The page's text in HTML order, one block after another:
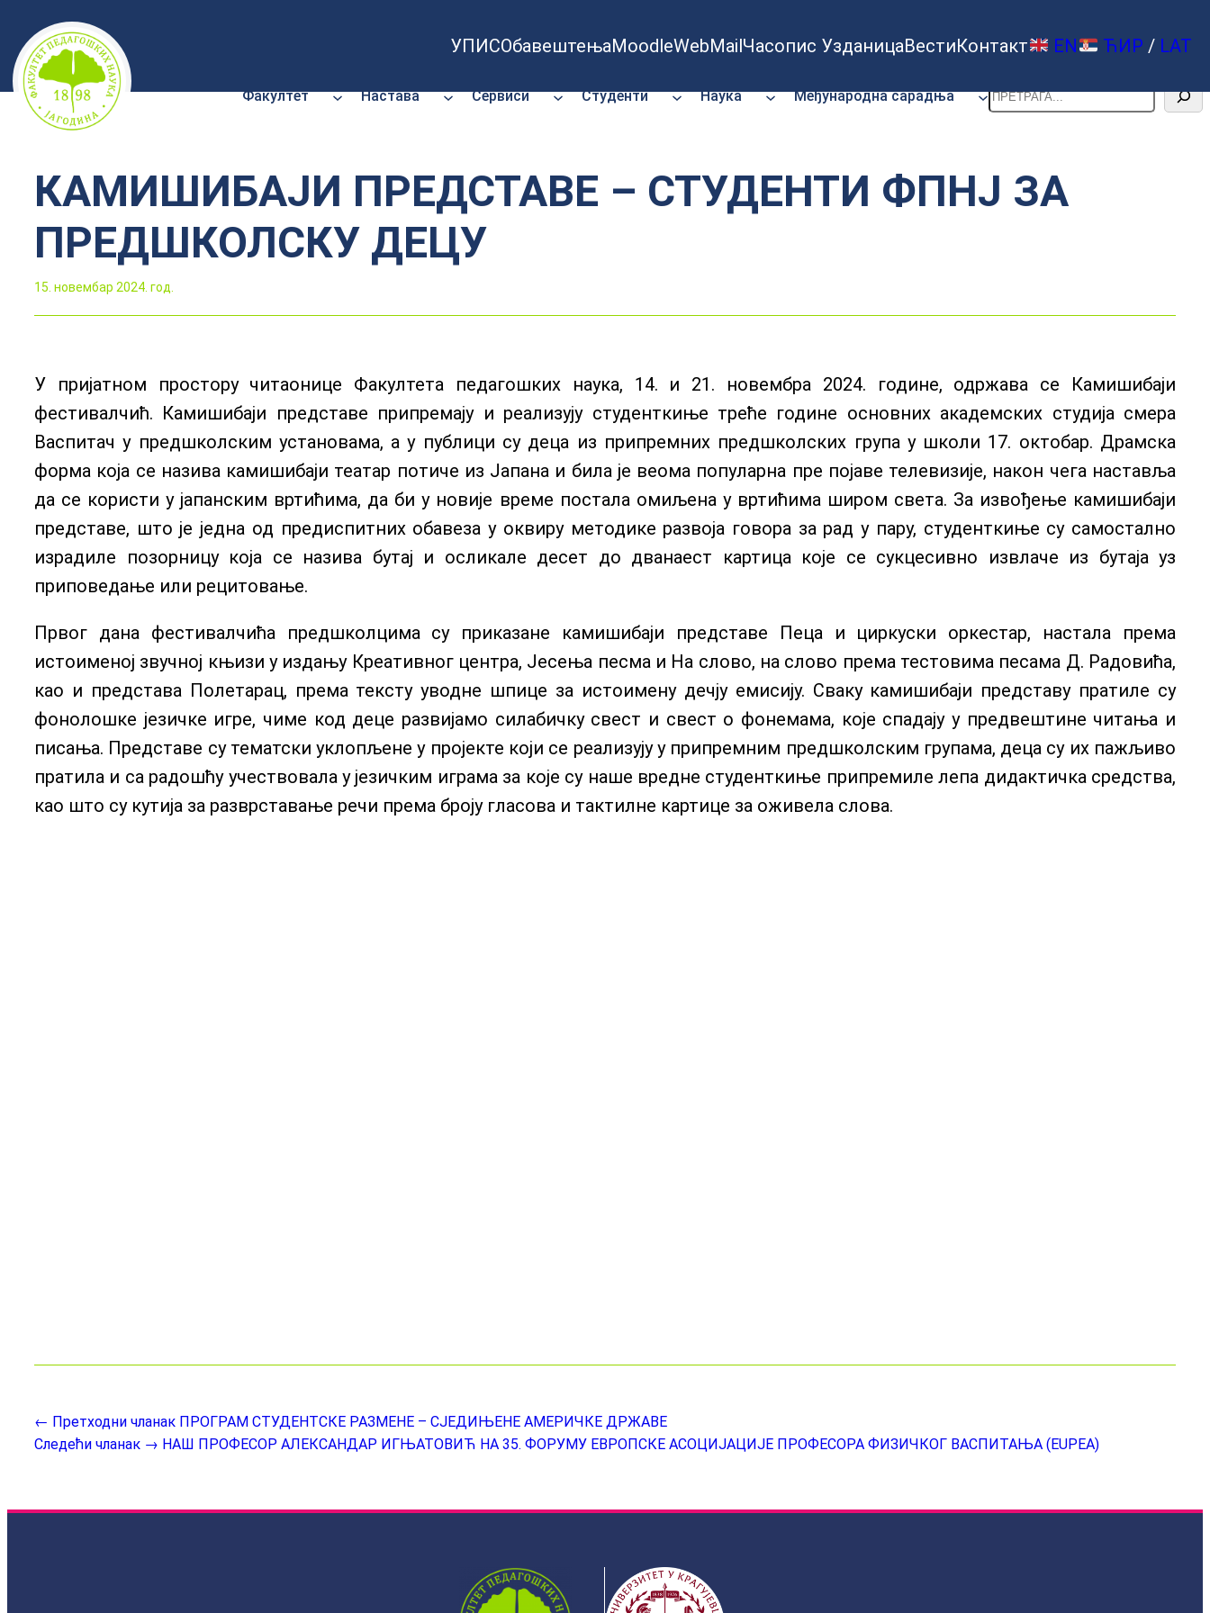
Скочи
на
садржај
УПИСОбавештењаMoodleWebMailЧасопис УзданицаВестиКонтакт EN ЋИР / LAT
Факултет Настава Сервиси Студенти Наука Међународна сарадња Претрага
КАМИШИБАЈИ ПРЕДСТАВЕ – СТУДЕНТИ ФПНЈ ЗА
ПРЕДШКОЛСКУ ДЕЦУ
15. новембар 2024. год.
У пријатном простору читаонице Факултета педагошких наука, 14. и 21. новембра 2024. године, одржава се Камишибаји
фестивалчић. Камишибаји представе припремају и реализују студенткиње треће године основних академских студија смера
Васпитач у предшколским установама, а у публици су деца из припремних предшколских група у школи 17. октобар. Драмска
форма која се назива камишибаји театар потиче из Јапана и била је веома популарна пре појаве телевизије, након чега наставља
да се користи у јапанским вртићима, да би у новије време постала омиљена у вртићима широм света. За извођење камишибаји
представе, што је једна од предиспитних обавеза у оквиру методике развоја говора за рад у пару, студенткиње су самостално
израдиле позорницу која се назива бутај и осликале десет до дванаест картица које се сукцесивно извлаче из бутаја уз
приповедање или рецитовање.
Првог дана фестивалчића предшколцима су приказане камишибаји представе Пеца и циркуски оркестар, настала према
истоименој звучној књизи у издању Креативног центра, Јесења песма и На слово, на слово према тестовима песама Д. Радовића,
као и представа Полетарац, према тексту уводне шпице за истоимену дечју емисију. Сваку камишибаји представу пратиле су
фонолошке језичке игре, чиме код деце развијамо силабичку свест и свест о фонемама, које спадају у предвештине читања и
писања. Представе су тематски уклопљене у пројекте који се реализују у припремним предшколским групама, деца су их пажљиво
пратила и са радошћу учествовала у језичким играма за које су наше вредне студенткиње припремиле лепа дидактичка средства,
као што су кутија за разврставање речи према броју гласова и тактилне картице за оживела слова.
← Претходни чланак ПРОГРАМ СТУДЕНТСКЕ РАЗМЕНЕ – СЈЕДИЊЕНЕ АМЕРИЧКЕ ДРЖАВЕ
Следећи чланак → НАШ ПРОФЕСОР АЛЕКСАНДАР ИГЊАТОВИЋ НА 35. ФОРУМУ ЕВРОПСКЕ АСОЦИЈАЦИЈЕ ПРОФЕСОРА ФИЗИЧКОГ ВАСПИТАЊА (EUPEA)